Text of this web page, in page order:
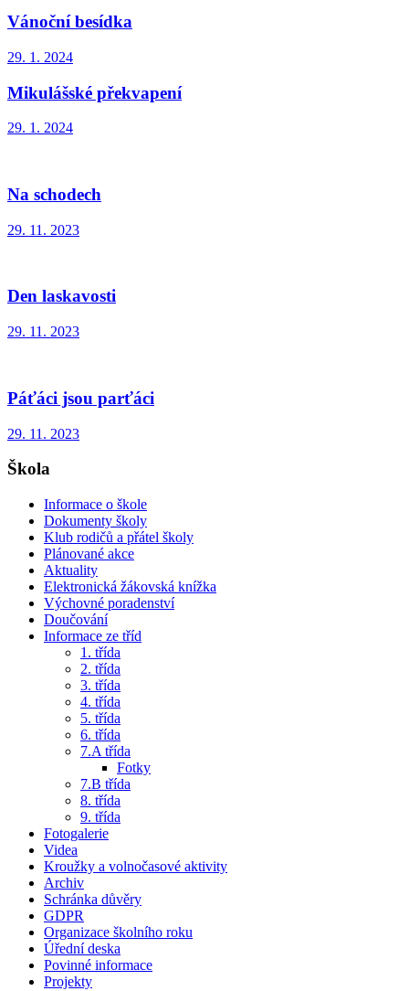
Vánoční besídka
29. 1. 2024
Mikulášské překvapení
29. 1. 2024
Na schodech
29. 11. 2023
Den laskavosti
29. 11. 2023
Páťáci jsou parťáci
29. 11. 2023
Škola
Informace o škole
Dokumenty školy
Klub rodičů a přátel školy
Plánované akce
Aktuality
Elektronická žákovská knížka
Výchovné poradenství
Doučování
Informace ze tříd
1. třída
2. třída
3. třída
4. třída
5. třída
6. třída
7.A třída
Fotky
7.B třída
8. třída
9. třída
Fotogalerie
Videa
Kroužky a volnočasové aktivity
Archiv
Schránka důvěry
GDPR
Organizace školního roku
Úřední deska
Povinné informace
Projekty